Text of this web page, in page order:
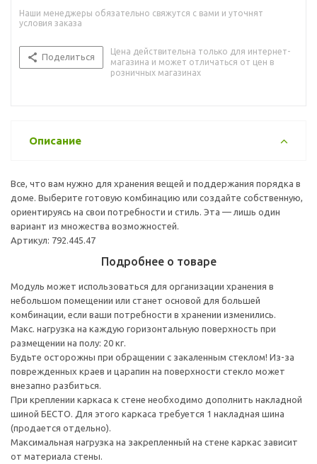
Наши менеджеры обязательно свяжутся с вами и уточнят
условия заказа
Поделиться
Цена действительна только для интернет-
магазина и может отличаться от цен в
розничных магазинах
Описание
Все, что вам нужно для хранения вещей и поддержания порядка в
доме. Выберите готовую комбинацию или создайте собственную,
ориентируясь на свои потребности и стиль. Эта — лишь один
вариант из множества возможностей.
Артикул: 792.445.47
Подробнее о товаре
Модуль может использоваться для организации хранения в
небольшом помещении или станет основой для большей
комбинации, если ваши потребности в хранении изменились.
Макс. нагрузка на каждую горизонтальную поверхность при
размещении на полу: 20 кг.
Будьте осторожны при обращении с закаленным стеклом! Из-за
поврежденных краев и царапин на поверхности стекло может
внезапно разбиться.
При креплении каркаса к стене необходимо дополнить накладной
шиной БЕСТО. Для этого каркаса требуется 1 накладная шина
(продается отдельно).
Максимальная нагрузка на закрепленный на стене каркас зависит
от материала стены.